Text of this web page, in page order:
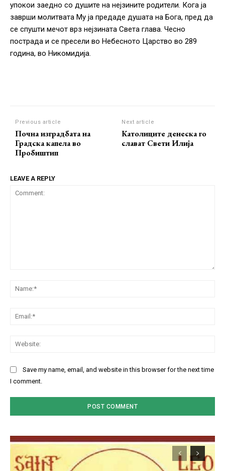
упокои заедно со душите на нејзините родители. Кога ја
заврши молитвата Му ја предаде душата на Бога, пред да
се спушти мечот врз нејзината Света глава. Чесно
пострада и се пресели во Небесното Царство во 289
година, во Никомидија.
Previous article
Почна изградбата на
Градска капела во
Пробиштип
Next article
Католиците денеска го
слават Свети Илија
LEAVE A REPLY
Save my name, email, and website in this browser for the next time
I comment.